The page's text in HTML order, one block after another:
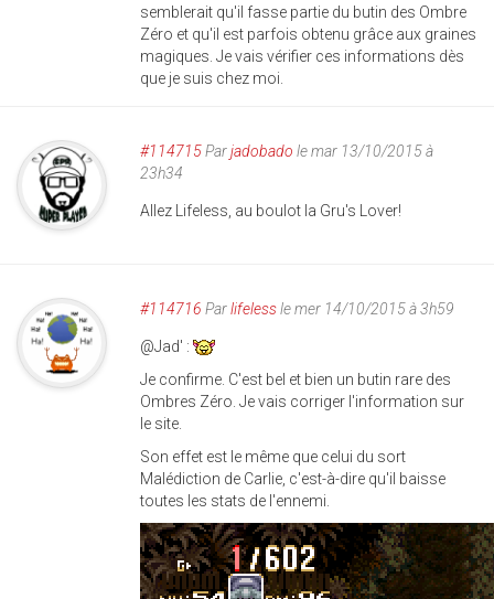
semblerait qu'il fasse partie du butin des Ombre
Zéro et qu'il est parfois obtenu grâce aux graines
magiques. Je vais vérifier ces informations dès
que je suis chez moi.
#114715Parjadobado le mar 13/10/2015 à
23h34
Allez Lifeless, au boulot la Gru's Lover!
#114716 Parlifelessle mer 14/10/2015 à 3h59
@Jad' :
Je confirme. C'est bel et bien un butin rare des
Ombres Zéro. Je vais corriger l'information sur
le site.
Son effet est le même que celui du sort
Malédiction de Carlie, c'est-à-dire qu'il baisse
toutes les stats de l'ennemi.